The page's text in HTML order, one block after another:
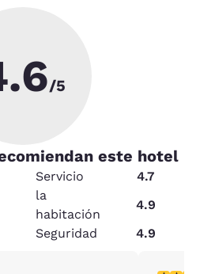
/5
este hotel
Servicio
4.7
la
habitación
4.9
Seguridad 4.9